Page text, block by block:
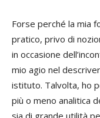
Forse perché la mia
pratico, privo di
in occasione
mio agio nel
istituto. Talvolta, ho
più o meno analitica
sia di grande utilità